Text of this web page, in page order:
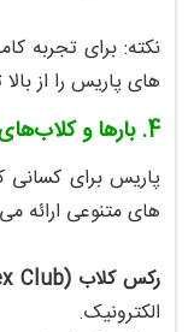
نکته: برای تجربه
های پاریس را از
4. بارها و کلاب‌های شبانه پاریس
پاریس برای کسانی
های متنوعی ارائه
رکس کلاب (Rex Club)
الکترونیک.